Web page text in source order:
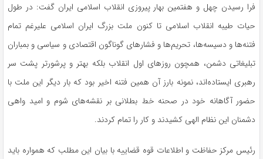
فرا رسیدن چهل و هفتمین بهار پیروزی انقلاب اسلامی ایران گفت: در طول
حیات طیبه انقلاب اسلامی تا کنون ملت بزرگ ایران اسلامی علیرغم تمام
فتنه‌ها و دسیسه‌ها، تحریم‌ها و فشارهای گوناگون اقتصادی و سیاسی و بمباران
تبلیغاتی دشمن، همچون روزهای اول انقلاب بلکه بهتر و پرشورتر پشت سر
رهبری ایستاده‌اند، نمونه بارز آن همین فتنه اخیر بود که بار دیگر این ملت با
حضور آگاهانه خود در صحنه خط بطلانی بر نقشه‌های شوم و امید واهی
دشمنان این نظام الهی کشیدند و کار را تمام کردند.
رئیس مرکز حفاظت و اطلاعات قوه قضاییه با بیان این مطلب که همواره باید